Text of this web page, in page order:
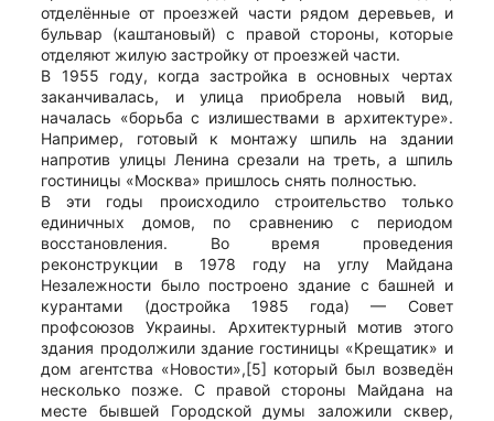
отделённые от проезжей части рядом деревьев, и
бульвар (каштановый) с правой стороны, которые
отделяют жилую застройку от проезжей части.
В 1955 году, когда застройка в основных чертах
заканчивалась, и улица приобрела новый вид,
началась «борьба с излишествами в архитектуре».
Например, готовый к монтажу шпиль на здании
напротив улицы Ленина срезали на треть, а шпиль
гостиницы «Москва» пришлось снять полностью.
В эти годы происходило строительство только
единичных домов, по сравнению с периодом
восстановления. Во время проведения
реконструкции в 1978 году на углу Майдана
Незалежности было построено здание с башней и
курантами (достройка 1985 года) — Совет
профсоюзов Украины. Архитектурный мотив этого
здания продолжили здание гостиницы «Крещатик» и
дом агентства «Новости»,[5] который был возведён
несколько позже. С правой стороны Майдана на
месте бывшей Городской думы заложили сквер,